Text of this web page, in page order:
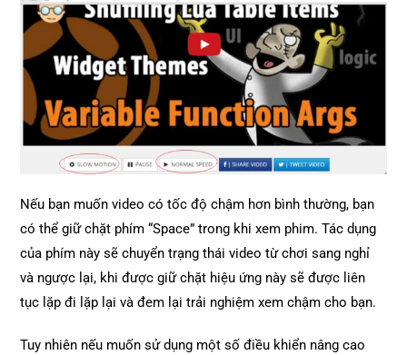
Nếu bạn muốn video có tốc độ chậm hơn bình thường, bạn
có thể giữ chặt phím “Space” trong khi xem phim. Tác dụng
của phím này sẽ chuyển trạng thái video từ chơi sang nghỉ
và ngược lại, khi được giữ chặt hiệu ứng này sẽ được liên
tục lặp đi lặp lại và đem lại trải nghiệm xem chậm cho bạn.
Tuy nhiên nếu muốn sử dụng một số điều khiển nâng cao